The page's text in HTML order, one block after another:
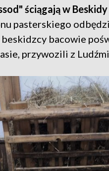
ściągają w
pasterskiego
bacowie
przywozili z